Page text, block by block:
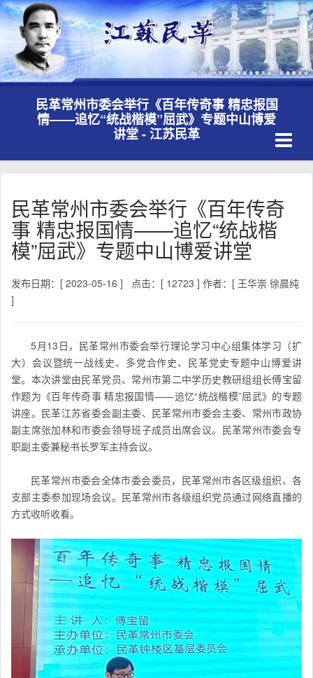
民革常州市委会举行《百年传奇事 精忠报国
情——追忆“统战楷模”屈武》专题中山博爱
讲堂 - 江苏民革
Toggle
民革常州市委会举行《百年传奇
事 精忠报国情——追忆“统战楷
模”屈武》专题中山博爱讲堂
发布日期：[ 2023-05-16 ] 点击：[ 12723 ] 作者：[ 王华崇 徐晨纯
]
5月13日，民革常州市委会举行理论学习中心组集体学习（扩
大）会议暨统一战线史、多党合作史、民革党史专题中山博爱讲
堂。本次讲堂由民革党员、常州市第二中学历史教研组组长傅宝留
作题为《百年传奇事 精忠报国情——追忆“统战楷模”屈武》的专题
讲座。民革江苏省委会副主委、民革常州市委会主委、常州市政协
副主席张加林和市委会领导班子成员出席会议。民革常州市委会专
职副主委兼秘书长罗军主持会议。
民革常州市委会全体市委会委员，民革常州市各区级组织、各
支部主委参加现场会议。民革常州市各级组织党员通过网络直播的
方式收听收看。